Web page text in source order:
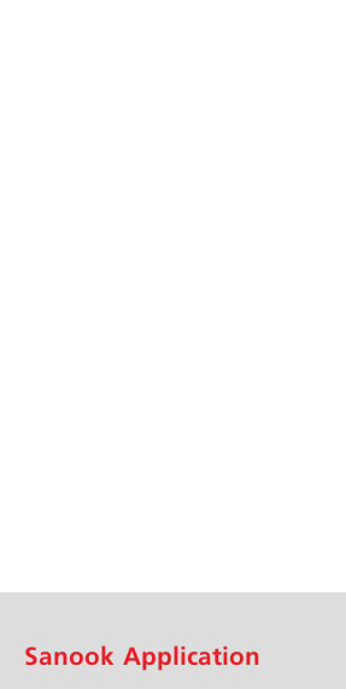
Sanook Application